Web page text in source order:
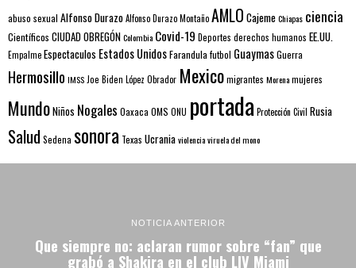
abuso sexual Alfonso DurazoAlfonso Durazo MontañoAMLO CajemeChiapas ciencia
Científicos CIUDAD OBREGÓNColombia Covid-19 Deportes derechos humanos EE.UU.
EmpalmeEspectaculos Estados UnidosFarandula futbol GuaymasGuerra
Hermosillo IMSS Joe Biden López Obrador Mexicomigrantes Morenamujeres
MundoNiños Nogales Oaxaca OMS ONU portada Protección Civil Rusia
Salud Sedena sonora Texas Ucraniaviolenciaviruela del mono
NOTICIA ANTERIOR
Que siempre no: aclaran rumor sobre “fan” que
grabó a Shakira en el club LIV Miami